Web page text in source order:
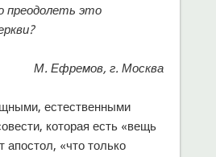
преодолеть это
М. Ефремов, г. Москва
естественными
которая есть «вещь
«что только